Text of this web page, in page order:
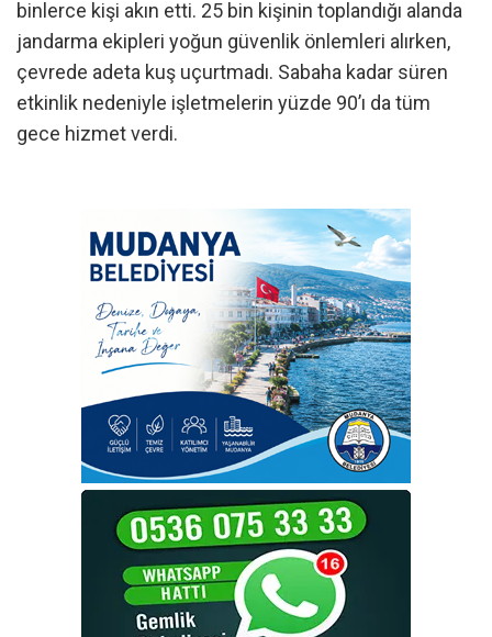
binlerce kişi akın etti. 25 bin kişinin toplandığı alanda
jandarma ekipleri yoğun güvenlik önlemleri alırken,
çevrede adeta kuş uçurtmadı. Sabaha kadar süren
etkinlik nedeniyle işletmelerin yüzde 90’ı da tüm
gece hizmet verdi.